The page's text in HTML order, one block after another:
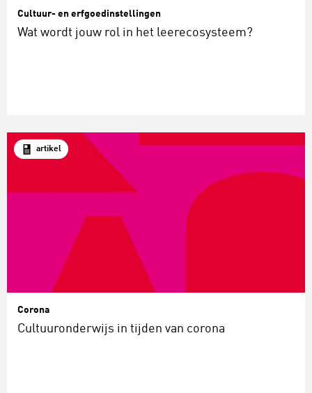
Cultuur- en erfgoedinstellingen
Wat wordt jouw rol in het leerecosysteem?
artikel
Corona
Cultuuronderwijs in tijden van corona